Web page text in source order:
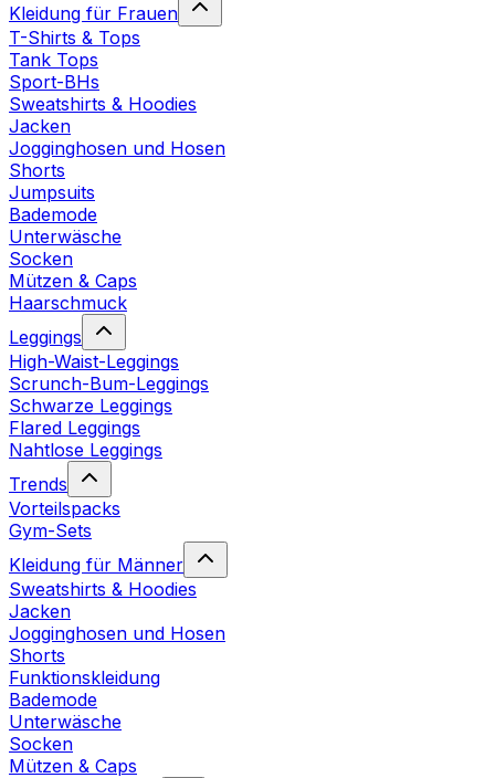
Kleidung für Frauen
T-Shirts & Tops
Tank Tops
Sport-BHs
Sweatshirts & Hoodies
Jacken
Jogginghosen und Hosen
Shorts
Jumpsuits
Bademode
Unterwäsche
Socken
Mützen & Caps
Haarschmuck
Leggings
High-Waist-Leggings
Scrunch-Bum-Leggings
Schwarze Leggings
Flared Leggings
Nahtlose Leggings
Trends
Vorteilspacks
Gym-Sets
Kleidung für Männer
Sweatshirts & Hoodies
Jacken
Jogginghosen und Hosen
Shorts
Funktionskleidung
Bademode
Unterwäsche
Socken
Mützen & Caps